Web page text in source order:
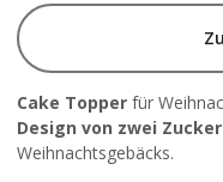
Cake Topper für
Design von zwei
Weihnachtsgebäcks.